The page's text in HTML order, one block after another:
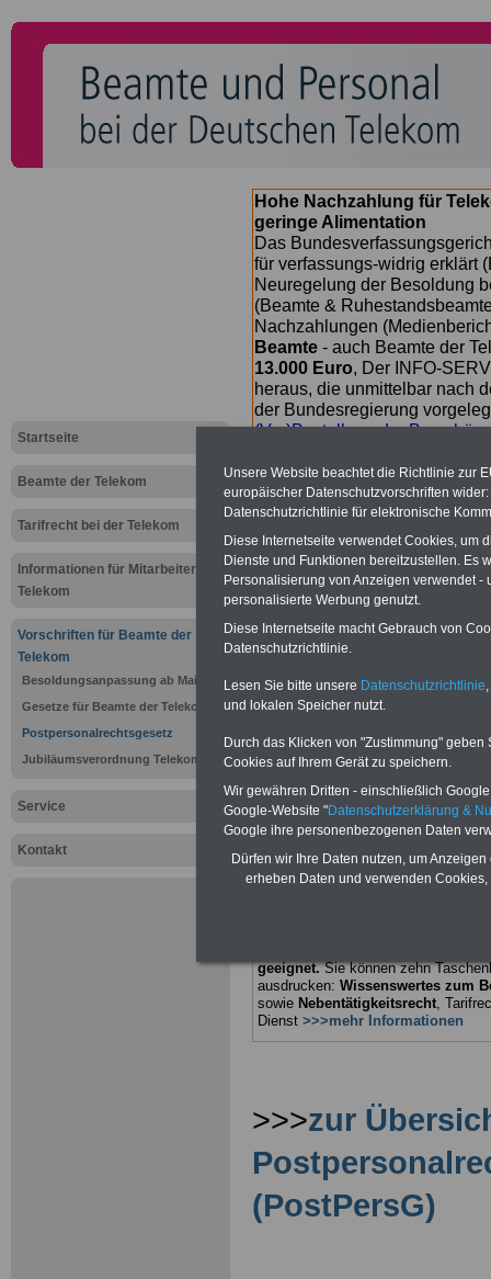
Startseite
Beamte der Telekom
Tarifrecht bei der Telekom
Informationen für Mitarbeiter der
Telekom
Vorschriften für Beamte der
Telekom
Besoldungsanpassung ab Mai 2026
Gesetze für Beamte der Telekom
Postpersonalrechtsgesetz
Jubiläumsverordnung Telekom
Service
Kontakt
Hohe Nachzahlung für
geringe Alimentation
Das
für verfassungs-widrig erklärt
Neuregelung der Besoldung
(Beamte &
Nachzahlungen
Beamte - auch Beamte der
13.000 Euro, Der INFO-
heraus, die unmittelbar nach
der Bundesregierung
(Vor)Bestellung der Broschüre
der
früheren
-
geeignet.Sie können zehn
ausdrucken: Wissenswertes zum
sowie Nebentätigkeitsrecht,
Dienst >>>mehr Informationen
>>>zur
(PostPersG)
Unsere Website beachtet die Richtlinie zur
europäischer Datenschutzvorschriften
Datenschutzrichtlinie für elektronische
Diese Internetseite verwendet Cookies, um
Dienste und Funktionen bereitzustellen. Es
Personalisierung von Anzeigen verwendet
personalisierte Werbung genutzt.
Diese Internetseite macht Gebrauch von
Datenschutzrichtlinie.
Lesen Sie bitte unsere Datenschutzrichtlinie
und lokalen Speicher nutzt.
Durch das Klicken von "Zustimmung"
Cookies auf Ihrem Gerät zu speichern.
Wir gewähren Dritten - einschließlich
Google-Website "Datenschutzerklärung &
Google ihre personenbezogenen Daten
Dürfen wir Ihre Daten nutzen, um
erheben Daten und verwenden